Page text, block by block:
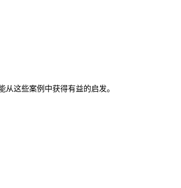
这些案例中获得有益的启发。